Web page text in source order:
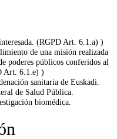
(RGPD Art. 6.1.a) )
de una misión realizada
poderes públicos conferidos al
Art. 6.1.e) )
sanitaria de Euskadi.
de Salud Pública.
biomédica.